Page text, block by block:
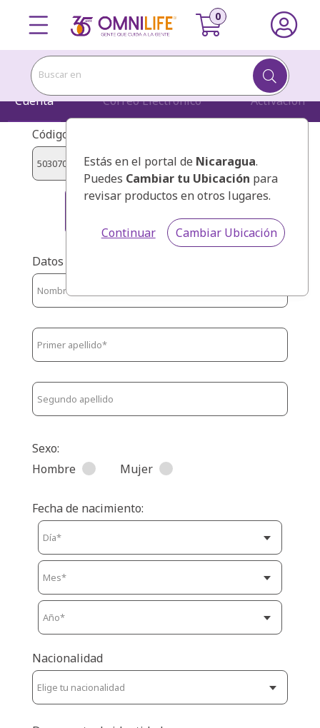
Buscar en
Estás en el portal de Nicaragua.
Puedes Cambiar tu Ubicación para
revisar productos en otros lugares.
Continuar Cambiar Ubicación
Cuenta Correo Electrónico Activación
Código de presentador:
GUZMAN CARRANZA, ZULMA
YANIRA
Datos personales:
Sexo:
Hombre
Mujer
Fecha de nacimiento:
Nacionalidad